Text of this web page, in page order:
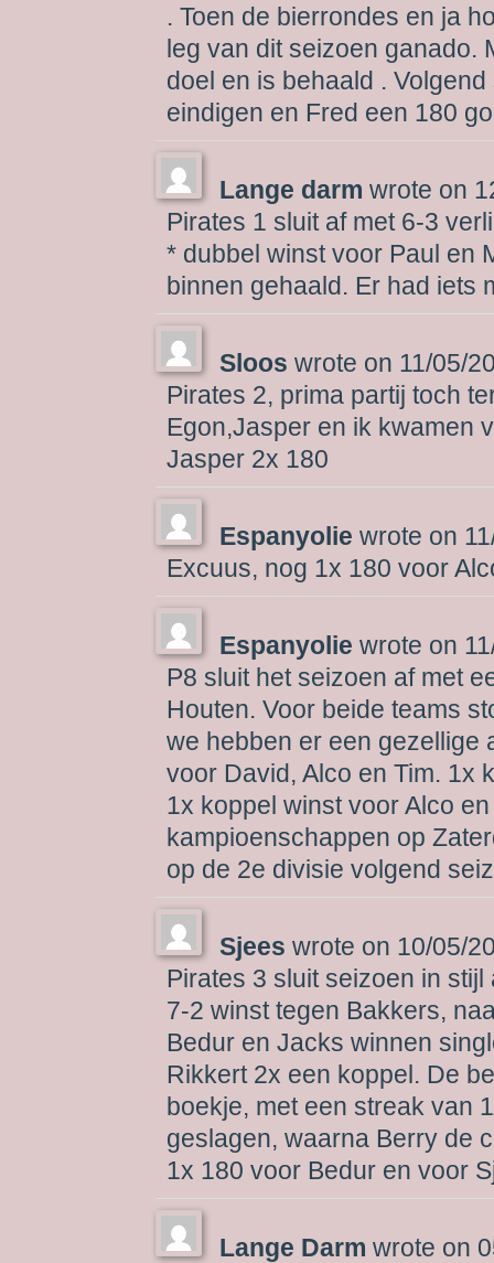
. Toen de bierrondes en ja
leg van dit seizoen ganado.
doel en is behaald .
eindigen en Fred een 180
Lange darmwrote on
Pirates 1 sluit af met 6-3
* dubbel winst voor Paul en
binnen gehaald. Er had iets
Slooswrote on 11/05/
Pirates 2, prima partij toch
Egon,Jasper en ik kwamen
Jasper 2x 180
Espanyoliewrote on
Excuus, nog 1x 180 voor
Espanyoliewrote on
P8 sluit het seizoen af met
Houten. Voor beide teams
we hebben er een gezellige
voor David, Alco en Tim. 1x
1x koppel winst voor Alco
kampioenschappen op
op de 2e divisie volgend
Sjeeswrote on 10/05/
Pirates 3 sluit seizoen in
7-2 winst tegen Bakkers,
Bedur en Jacks winnen
Rikkert 2x een koppel. De
boekje, met een streak van
geslagen, waarna Berry de
1x 180 voor Bedur en voor
Lange Darmwrote on